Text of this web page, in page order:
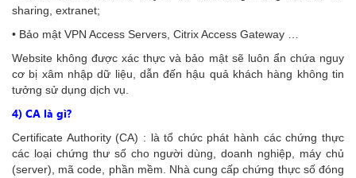
sharing, extranet;
• Bảo mật VPN Access Servers, Citrix Access Gateway …
Website không được xác thực và bảo mật sẽ luôn ẩn chứa nguy
cơ bị xâm nhập dữ liệu, dẫn đến hậu quả khách hàng không tin
tưởng sử dụng dịch vụ.
4) CA là gì?
Certificate Authority (CA) : là tổ chức phát hành các chứng thực
các loại chứng thư số cho người dùng, doanh nghiệp, máy chủ
(server), mã code, phần mềm. Nhà cung cấp chứng thực số đóng